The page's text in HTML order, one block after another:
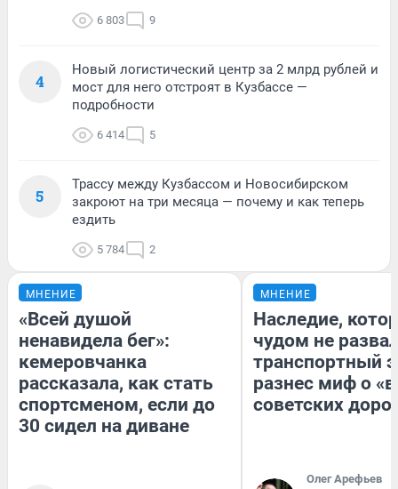
6 803 9
4
Новый логистический центр за 2 млрд рублей и
мост для него отстроят в Кузбассе —
подробности
6 414 5
5
Трассу между Кузбассом и Новосибирском
закроют на три месяца — почему и как теперь
ездить
5 784 2
МНЕНИЕ
«Всей душой
ненавидела бег»:
кемеровчанка
рассказала, как стать
спортсменом, если до
30 сидел на диване
МНЕНИЕ
Наследие,
чудом не
транспортный
разнес миф о
советских
Олег Арефьев